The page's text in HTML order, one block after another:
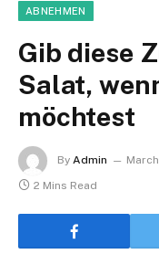
ABNEHMEN
Gib diese
Salat,
möchtest
By Admin
2 Mins Read